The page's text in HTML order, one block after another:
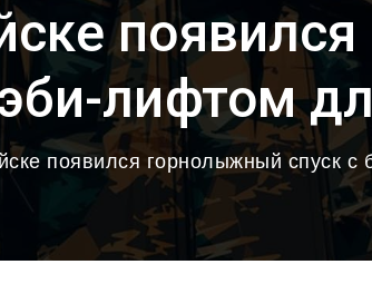
лифтом
появился горнолыжный спуск с